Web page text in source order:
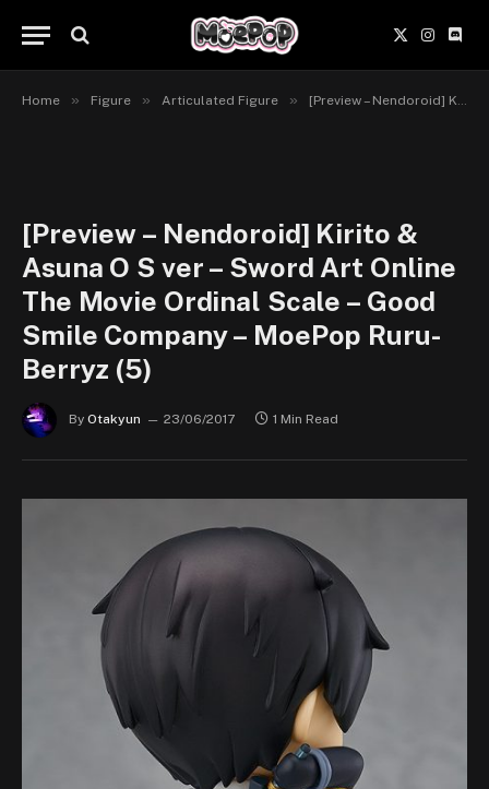
X
(Twitter)
Home » Figure » Articulated Figure » [Preview – Nendoroid] Kirito & Asuna O.S ver. – Sword Art Online The Movie: Ordinal Scale – Good Smile Company
[Preview – Nendoroid] Kirito &
Asuna O S ver – Sword Art Online
The Movie Ordinal Scale – Good
Smile Company – MoePop Ruru-
Berryz (5)
By Otakyun 23/06/2017 1 Min Read